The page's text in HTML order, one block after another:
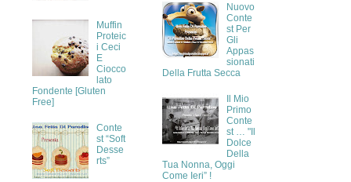
Muffin
Proteic
i Ceci
E
Ciocco
lato
Fondente [Gluten
Free]
Conte
st “Soft
Desse
rts”
Nuovo
Conte
st Per
Gli
Appas
sionati
Della Frutta Secca
Il Mio
Primo
Conte
st … "Il
Dolce
Della
Tua Nonna, Oggi
Come Ieri” !